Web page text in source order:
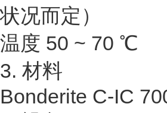
状况而定）
温度 50 ~ 70 ℃
3. 材料
Bonderite C-IC